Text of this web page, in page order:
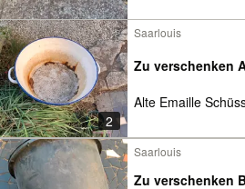
2
Saarlouis
Alte Emaille
Saarlouis
Zu verschenken Blumentöpfe, Garten,